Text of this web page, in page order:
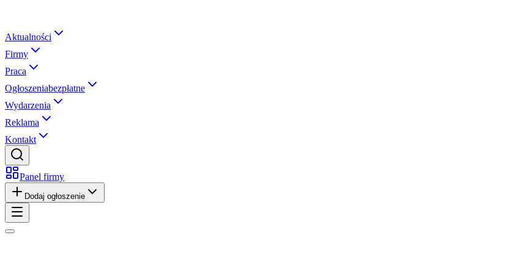
Aktualności
Firmy
Praca
Ogłoszeniabezpłatne
Wydarzenia
Reklama
Kontakt
Panel firmy
Dodaj ogłoszenie